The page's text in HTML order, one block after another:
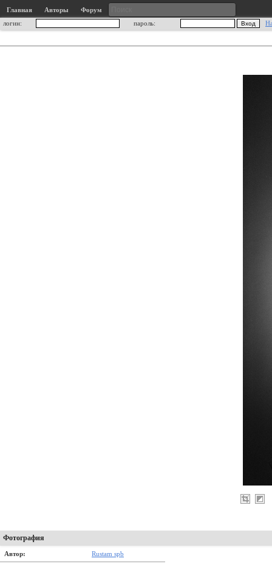
Главная Авторы
Форум
логин:
пароль:
Фотография
Автор: Rustam spb